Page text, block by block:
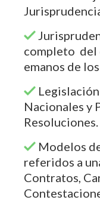
completo del
emanos de
Nacionales y
Resoluciones.
Modelos
referidos a
Contratos,